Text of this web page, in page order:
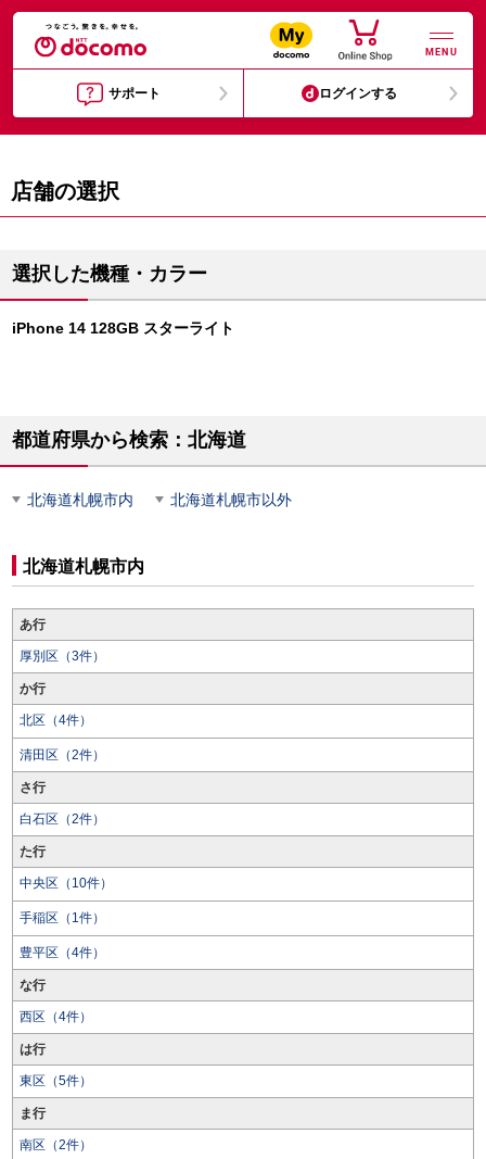
MENU
サポート ログインする
店舗の選択
選択した機種・カラー
iPhone 14 128GB スターライト
都道府県から検索：北海道
北海道札幌市内 北海道札幌市以外
北海道札幌市内
あ行
厚別区（3件）
か行
北区（4件）
清田区（2件）
さ行
白石区（2件）
た行
中央区（10件）
手稲区（1件）
豊平区（4件）
な行
西区（4件）
は行
東区（5件）
ま行
南区（2件）